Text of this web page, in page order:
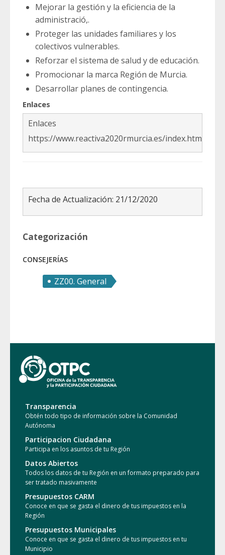
Mejorar la gestión y la eficiencia de la
administració,.
Proteger las unidades familiares y los
colectivos vulnerables.
Reforzar el sistema de salud y de educación.
Promocionar la marca Región de Murcia.
Desarrollar planes de contingencia.
Enlaces
Enlaces
https://www.reactiva2020rmurcia.es/index.html
Fecha de Actualización: 21/12/2020
Categorización
CONSEJERÍAS
ZZ00. General
Transparencia
Obtén todo tipo de información sobre la Comunidad
Autónoma
Participacion Ciudadana
Participa en los asuntos de tu Región
Datos Abiertos
Todos los datos de tu Región en un formato preparado para
ser tratado masivamente
Presupuestos CARM
Conoce en que se gasta el dinero de tus impuestos en la
Región
Presupuestos Municipales
Conoce en que se gasta el dinero de tus impuestos en tu
Municipio